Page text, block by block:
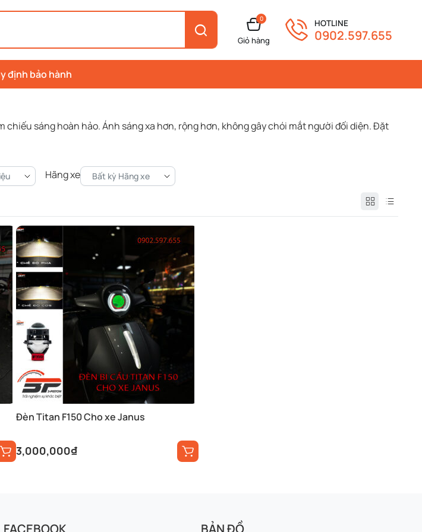
0
Giỏ hàng
HOTLINE
0902.597.655
định bảo hành
sáng hoàn hảo. Ánh sáng xa hơn, rộng hơn, không gây chói mắt người đối diện. Đặt
Hãng xe Bất kỳ Hãng xe
Đèn Titan F150 Cho xe Janus
3,000,000₫
FACEBOOK BẢN ĐỒ